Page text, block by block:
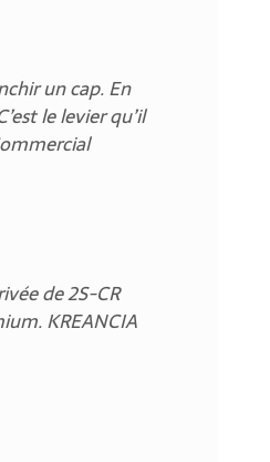
un cap. En
le levier qu’il
de 2S-CR
KREANCIA